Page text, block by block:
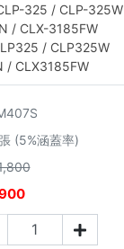
325 / CLP-325W
/ CLX-3185FW
/ CLP325W
/ CLX3185FW
(5%涵蓋率)